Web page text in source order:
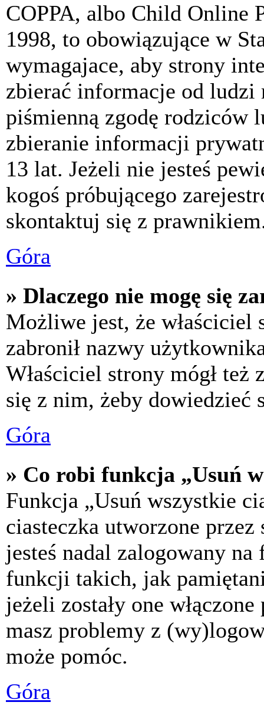
COPPA, albo Child Online
1998, to obowiązujące w
wymagajace, aby strony
zbierać informacje od
piśmienną zgodę rodziców
zbieranie informacji
13 lat. Jeżeli nie jesteś
kogoś próbującego
skontaktuj się z
Góra
» Dlaczego nie mogę się
Możliwe jest, że właściciel
zabronił nazwy
Właściciel strony mógł
się z nim, żeby dowiedzieć
Góra
» Co robi funkcja „Usuń
Funkcja „Usuń wszystkie
ciasteczka utworzone
jesteś nadal zalogowany
funkcji takich, jak
jeżeli zostały one
masz problemy z
może pomóc.
Góra